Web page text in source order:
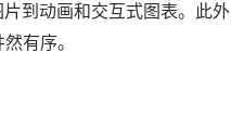
到动画和交互式图表。
此
有序。